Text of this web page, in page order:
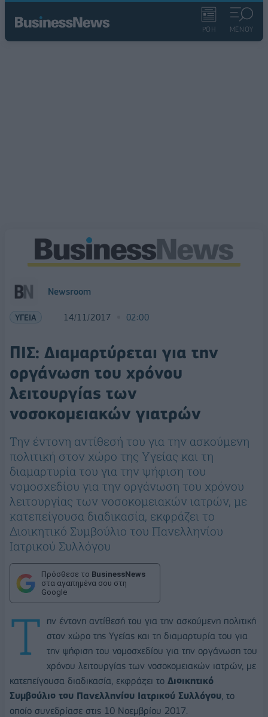
ΡΟΗ ΜΕΝΟΥ
Newsroom
ΥΓΕΙΑ 14/11/2017 02:00
ΠΙΣ: Διαμαρτύρεται για την
οργάνωση του χρόνου
λειτουργίας των
νοσοκομειακών γιατρών
Την έντονη αντίθεσή του για την ασκούμενη
πολιτική στον χώρο της Υγείας και τη
διαμαρτυρία του για την ψήφιση του
νομοσχεδίου για την οργάνωση του χρόνου
λειτουργίας των νοσοκομειακών ιατρών, με
κατεπείγουσα διαδικασία, εκφράζει το
Διοικητικό Συμβούλιο του Πανελληνίου
Ιατρικού Συλλόγου
Πρόσθεσε το BusinessNews
στα αγαπημένα σου στη
Google
Τ
ην έντονη αντίθεσή του για την ασκούμενη πολιτική
στον χώρο της Υγείας και τη διαμαρτυρία του για
την ψήφιση του νομοσχεδίου για την οργάνωση του
χρόνου λειτουργίας των νοσοκομειακών ιατρών, με
κατεπείγουσα διαδικασία, εκφράζει το Διοικητικό
Συμβούλιο του Πανελληνίου Ιατρικού Συλλόγου , το
οποίο συνεδρίασε στις 10 Νοεμβρίου 2017.